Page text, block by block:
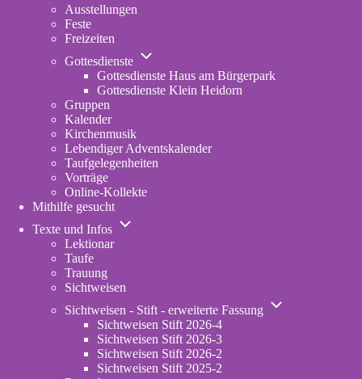
Termine
Ausstellungen
Feste
Freizeiten
Gottesdienste
Unternavigation
Gottesdienste
Gottesdienste Haus am Bürgerpark
Gottesdienste Klein Heidorn
Gruppen
Kalender
Kirchenmusik
Lebendiger Adventskalender
Taufgelegenheiten
Vorträge
Online-Kollekte
Mithilfe gesucht
Texte und Infos
Unternavigation
Lektionar
Taufe
Trauung
Sichtweisen
Sichtweisen - Stift - erweiterte Fassung
Unternavigation
Sichtweisen Stift 2026-4
Sichtweisen Stift 2026-3
Sichtweisen Stift 2026-2
Sichtweisen Stift 2025-2